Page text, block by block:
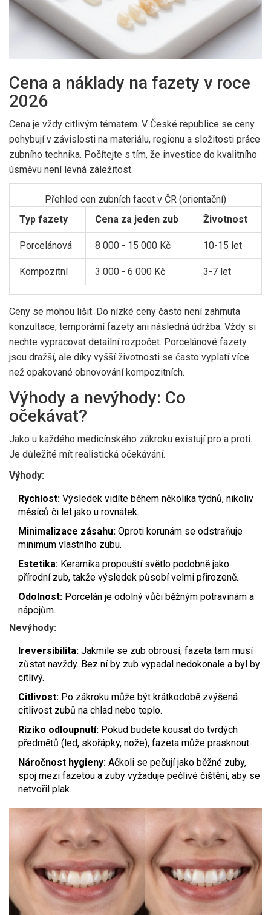
Cena a náklady na fazety v roce
2026
Cena je vždy citlivým tématem. V České republice se ceny
pohybují v závislosti na materiálu, regionu a složitosti práce
zubního technika. Počítejte s tím, že investice do kvalitního
úsměvu není levná záležitost.
Přehled cen zubních facet v ČR (orientační)
Typ fazety
Cena za jeden zub Životnost
Porcelánová 8 000 - 15 000 Kč 10-15 let
Kompozitní 3 000 - 6 000 Kč 3-7 let
Ceny se mohou lišit. Do nízké ceny často není zahrnuta
konzultace, temporární fazety ani následná údržba. Vždy si
nechte vypracovat detailní rozpočet. Porcelánové fazety
jsou dražší, ale díky vyšší životnosti se často vyplatí více
než opakované obnovování kompozitních.
Výhody a nevýhody: Co
očekávat?
Jako u každého medicínského zákroku existují pro a proti.
Je důležité mít realistická očekávání.
Výhody:
Rychlost: Výsledek vidíte během několika týdnů, nikoliv
měsíců či let jako u rovnátek.
Minimalizace zásahu: Oproti korunám se odstraňuje
minimum vlastního zubu.
Estetika: Keramika propouští světlo podobně jako
přírodní zub, takže výsledek působí velmi přirozeně.
Odolnost: Porcelán je odolný vůči běžným potravinám a
nápojům.
Nevýhody:
Ireversibilita: Jakmile se zub obrousí, fazeta tam musí
zůstat navždy. Bez ní by zub vypadal nedokonale a byl by
citlivý.
Citlivost: Po zákroku může být krátkodobě zvýšená
citlivost zubů na chlad nebo teplo.
Riziko odloupnutí: Pokud budete kousat do tvrdých
předmětů (led, skořápky, nože), fazeta může prasknout.
Náročnost hygieny: Ačkoli se pečují jako běžné zuby,
spoj mezi fazetou a zuby vyžaduje pečlivé čištění, aby se
netvořil plak.